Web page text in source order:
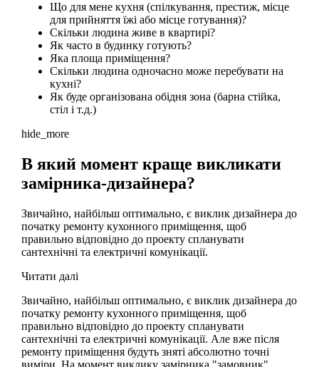
Що для мене кухня (спілкування, престиж, місце
для прийняття їжі або місце готування)?
Скільки людина живе в квартирі?
Як часто в будинку готують?
Яка площа приміщення?
Скільки людина одночасно може перебувати на
кухні?
Як буде організована обідня зона (барна стійка,
стіл і т.д.)
hide_more
В який момент краще викликати
замірника-дизайнера?
Звичайно, найбільш оптимально, є виклик дизайнера до
початку ремонту кухонного приміщення, щоб
правильно відповідно до проекту спланувати
сантехнічні та електричні комунікації.
Читати далі
Звичайно, найбільш оптимально, є виклик дизайнера до
початку ремонту кухонного приміщення, щоб
правильно відповідно до проекту спланувати
сантехнічні та електричні комунікації. Але вже після
ремонту приміщення будуть зняті абсолютно точні
виміри. На момент виклику замірника "замовник"